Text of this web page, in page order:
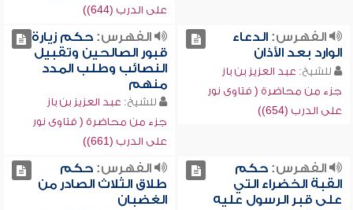
على الدرب (644))
الفهرس:الدعاء
الوارد بعد الأذان
للشيخ: عبد العزيز بن باز
جزء من محاضرة ( فتاوى نور
على الدرب (654))
الفهرس:حكم زيارة
قبور الصالحين وتقبيل
النصائب وطلب المدد
منهم
للشيخ: عبد العزيز بن باز
جزء من محاضرة ( فتاوى نور
على الدرب (661))
الفهرس:حكم
القبة الخضراء التي
على قبر الرسول عليه
الفهرس:حكم
طلاق الثلاث الصادر من
الغضبان